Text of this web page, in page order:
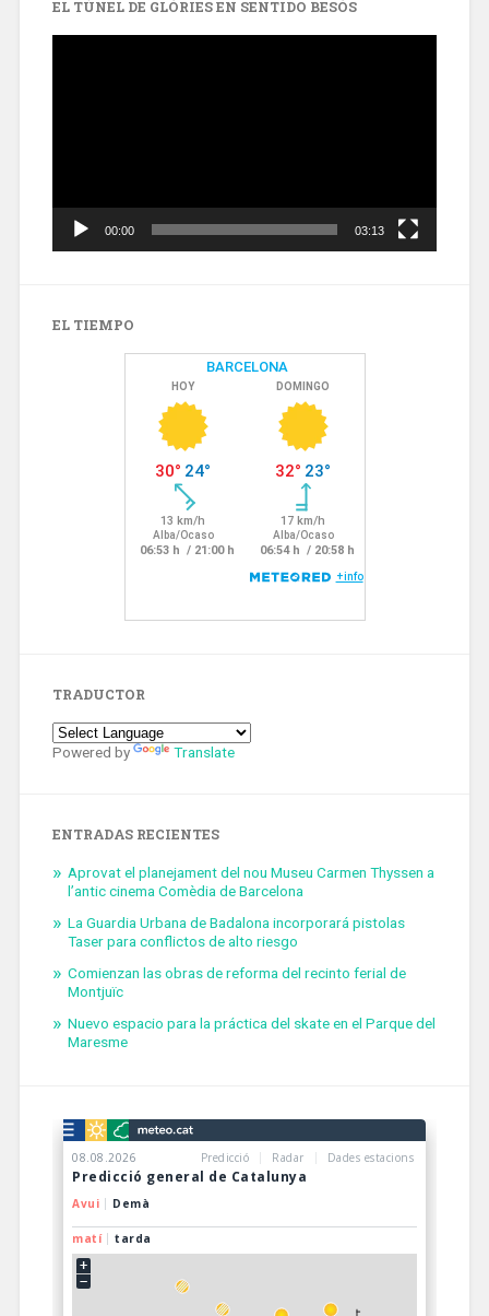
EL TÚNEL DE GLÒRIES EN SENTIDO BESÒS
00:00 03:13
EL TIEMPO
TRADUCTOR
Powered by Translate
ENTRADAS RECIENTES
Aprovat el planejament del nou Museu Carmen Thyssen a
l’antic cinema Comèdia de Barcelona
La Guardia Urbana de Badalona incorporará pistolas
Taser para conflictos de alto riesgo
Comienzan las obras de reforma del recinto ferial de
Montjuïc
Nuevo espacio para la práctica del skate en el Parque del
Maresme